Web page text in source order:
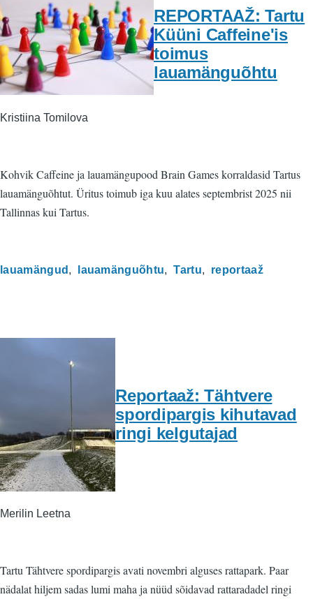
REPORTAAŽ: Tartu
Küüni Caffeine'is
toimus
lauamänguõhtu
Kristiina Tomilova
Kohvik Caffeine ja lauamängupood Brain Games korraldasid Tartus
lauamänguõhtut. Üritus toimub iga kuu alates septembrist 2025 nii
Tallinnas kui Tartus.
lauamängud lauamänguõhtu Tartu reportaaž
Reportaaž: Tähtvere
spordipargis kihutavad
ringi kelgutajad
Merilin Leetna
Tartu Tähtvere spordipargis avati novembri alguses rattapark. Paar
nädalat hiljem sadas lumi maha ja nüüd sõidavad rattaradadel ringi